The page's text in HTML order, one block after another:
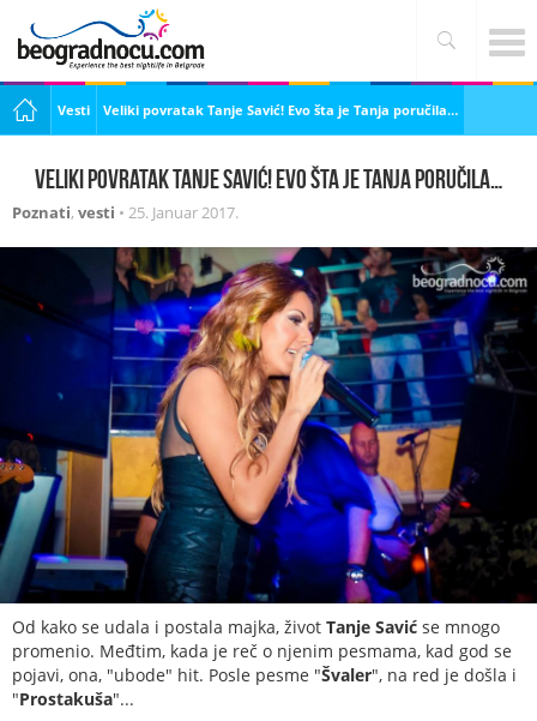
Vesti Veliki povratak Tanje Savić! Evo šta je Tanja poručila…
Veliki povratak Tanje Savić! Evo šta je Tanja poručila…
Poznati, vesti • 25. Januar 2017.
Od kako se udala i postala majka, život Tanje Savić se mnogo
promenio. Međtim, kada je reč o njenim pesmama, kad god se
pojavi, ona, "ubode" hit. Posle pesme "Švaler", na red je došla i
"Prostakuša"...